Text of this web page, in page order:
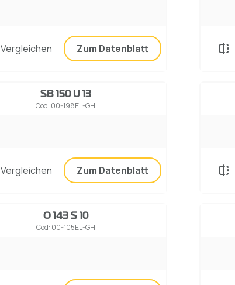
Vergleichen Zum Datenblatt
SB 150 U 13
Cod: 00-198EL-GH
Vergleichen Zum Datenblatt
O 143 S 10
Cod: 00-105EL-GH